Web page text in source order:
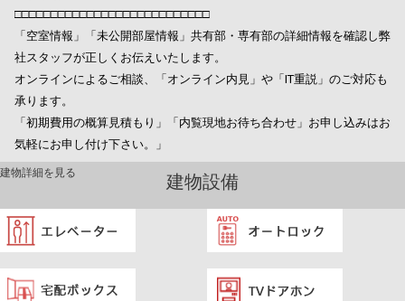
□□□□□□□□□□□□□□□□□□□□□□□□□□□
「空室情報」「未公開部屋情報」共有部・専有部の詳細情報を確認し弊
社スタッフが正しくお伝えいたします。
オンラインによるご相談、「オンライン内見」や「IT重説」のご対応も
承ります。
「初期費用の概算見積もり」「内覧現地お待ち合わせ」お申し込みはお
気軽にお申し付け下さい。」
建物設備
建物詳細を見る